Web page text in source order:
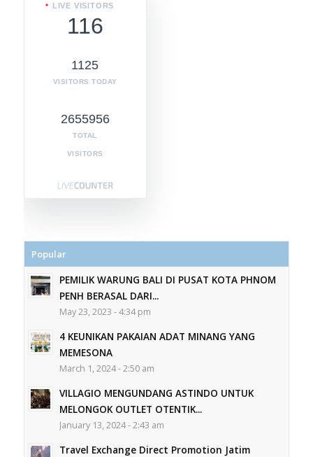
LIVE VISITORS
116
1125
VISITORS TODAY
2655956
TOTAL
VISITORS
Popular
PEMILIK WARUNG BALI DI PUSAT KOTA PHNOM
PENH BERASAL DARI...
May 23, 2023 - 4:34 pm
4 KEUNIKAN PAKAIAN ADAT MINANG YANG
MEMESONA
March 1, 2024 - 2:50 am
VILLAGIO MENGUNDANG ASTINDO UNTUK
MELONGOK OUTLET OTENTIK...
January 13, 2024 - 2:43 am
Travel Exchange Direct Promotion Jatim